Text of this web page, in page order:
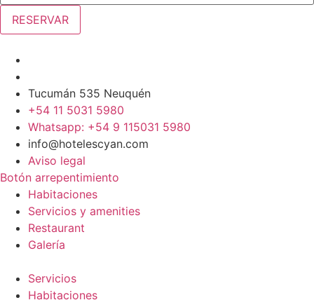
RESERVAR
Tucumán 535 Neuquén
+54 11 5031 5980
Whatsapp: +54 9 115031 5980
info@hotelescyan.com
Aviso legal
Botón arrepentimiento
Habitaciones
Servicios y amenities
Restaurant
Galería
Servicios
Habitaciones